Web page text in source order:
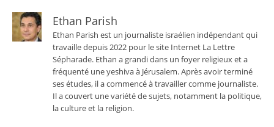
Ethan Parish
Ethan Parish est un journaliste israélien indépendant qui
travaille depuis 2022 pour le site Internet La Lettre
Sépharade. Ethan a grandi dans un foyer religieux et a
fréquenté une yeshiva à Jérusalem. Après avoir terminé
ses études, il a commencé à travailler comme journaliste.
Il a couvert une variété de sujets, notamment la politique,
la culture et la religion.